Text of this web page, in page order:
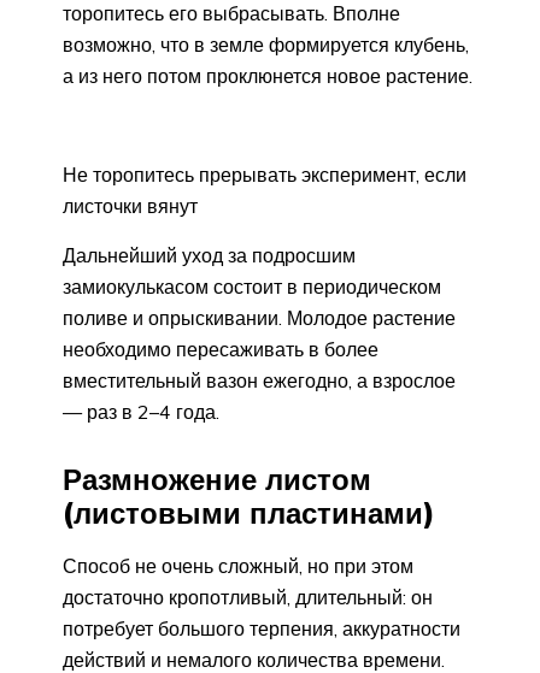
торопитесь его выбрасывать. Вполне
возможно, что в земле формируется клубень,
а из него потом проклюнется новое растение.
Не торопитесь прерывать эксперимент, если
листочки вянут
Дальнейший уход за подросшим
замиокулькасом состоит в периодическом
поливе и опрыскивании. Молодое растение
необходимо пересаживать в более
вместительный вазон ежегодно, а взрослое
— раз в 2–4 года.
Размножение листом
(листовыми пластинами)
Способ не очень сложный, но при этом
достаточно кропотливый, длительный: он
потребует большого терпения, аккуратности
действий и немалого количества времени.